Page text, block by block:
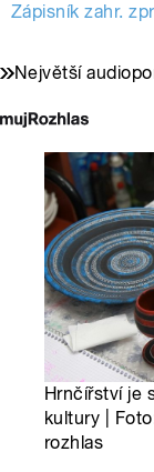
Zápisník zahr.
Největší
Hrnčířství je
kultury |
rozhlas